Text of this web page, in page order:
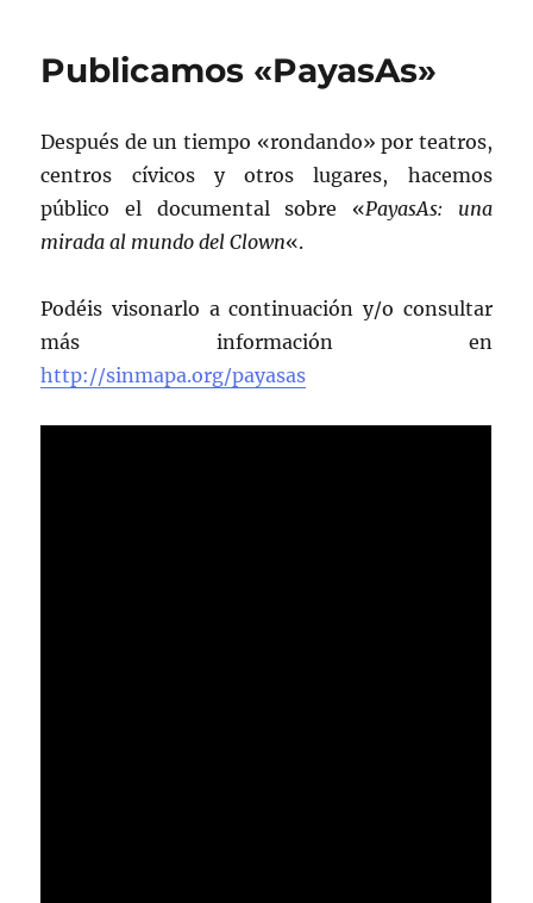
Publicamos «PayasAs»
Después de un tiempo «rondando» por teatros,
centros cívicos y otros lugares, hacemos
público el documental sobre «PayasAs: una
mirada al mundo del Clown«.
Podéis visonarlo a continuación y/o consultar
más información en
http://sinmapa.org/payasas